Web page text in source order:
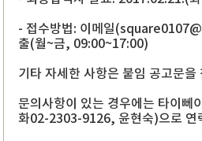
- 접수방법: 이메일(
출(월~금, 09:00~17:00)
기타 자세한 사항은 붙임 공고문
문의사항이 있는 경우에는 타이뻬
화02-2303-9126, 윤현숙)으로 연